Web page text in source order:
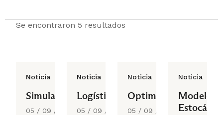
Se encontraron 5 resultados
Noticia
Simulación
05 / 09 /
Noticia
Logística
05 / 09 /
Noticia
Optimización
05 / 09 /
Noticia
Modelos